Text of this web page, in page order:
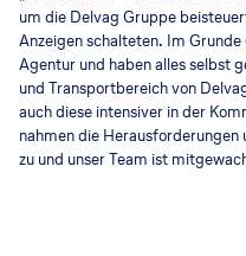
um die Delvag Gruppe
Anzeigen schalteten. Im
Agentur und haben alles selbst
und Transportbereich von
auch diese intensiver in der
nahmen die
zu und unser Team ist